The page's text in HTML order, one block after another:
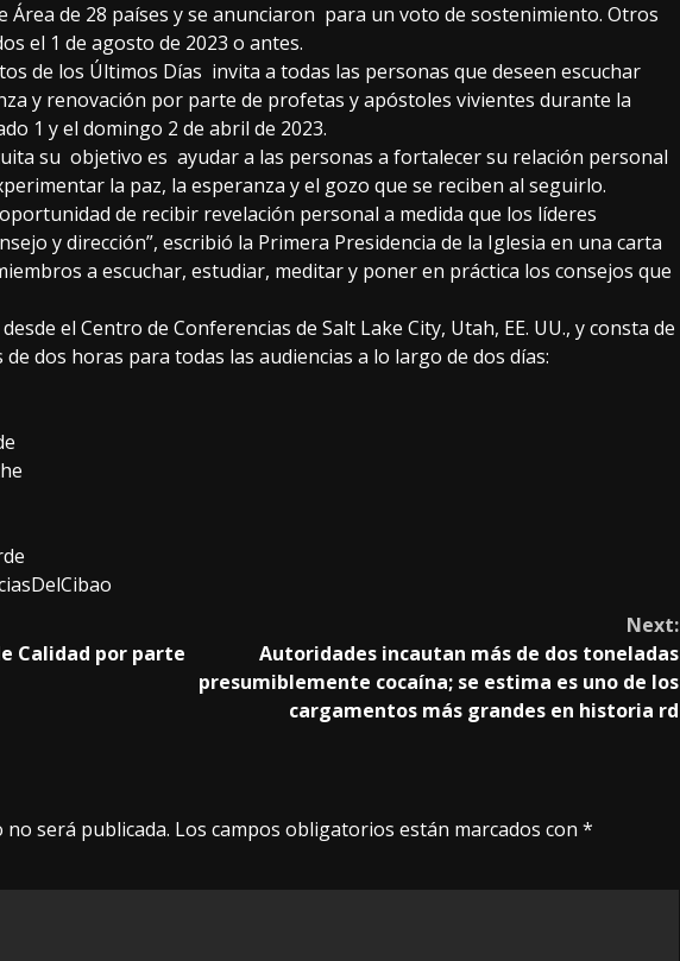
Área de 28 países y se anunciaron para un voto de sostenimiento. Otros
el 1 de agosto de 2023 o antes.
de los Últimos Días invita a todas las personas que deseen escuchar
y renovación por parte de profetas y apóstoles vivientes durante la
1 y el domingo 2 de abril de 2023.
su objetivo es ayudar a las personas a fortalecer su relación personal
la paz, la esperanza y el gozo que se reciben al seguirlo.
de recibir revelación personal a medida que los líderes
y dirección”, escribió la Primera Presidencia de la Iglesia en una carta
a escuchar, estudiar, meditar y poner en práctica los consejos que
el Centro de Conferencias de Salt Lake City, Utah, EE. UU., y consta de
dos horas para todas las audiencias a lo largo de dos días:
Calidad por parte
Next:
Autoridades incautan más de dos toneladas
presumiblemente cocaína; se estima es uno de los
cargamentos más grandes en historia rd
será publicada. Los campos obligatorios están marcados con *